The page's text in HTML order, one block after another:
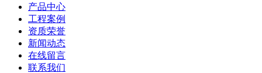
产品中心
工程案例
资质荣誉
新闻动态
在线留言
联系我们